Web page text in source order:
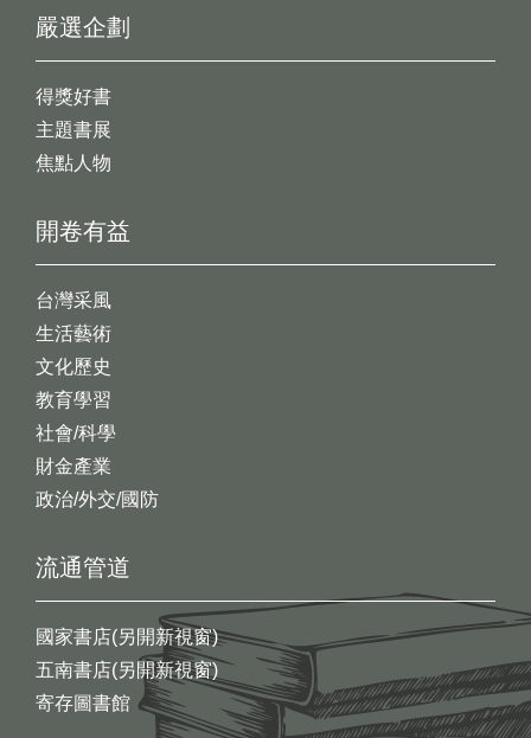
開卷有益
台灣采風
生活藝術
文化歷史
教育學習
社會/科學
財金產業
政治/外交/國防
嚴選企劃
得獎好書
主題書展
焦點人物
流通管道
國家書店(另開新視窗)
五南書店(另開新視窗)
寄存圖書館